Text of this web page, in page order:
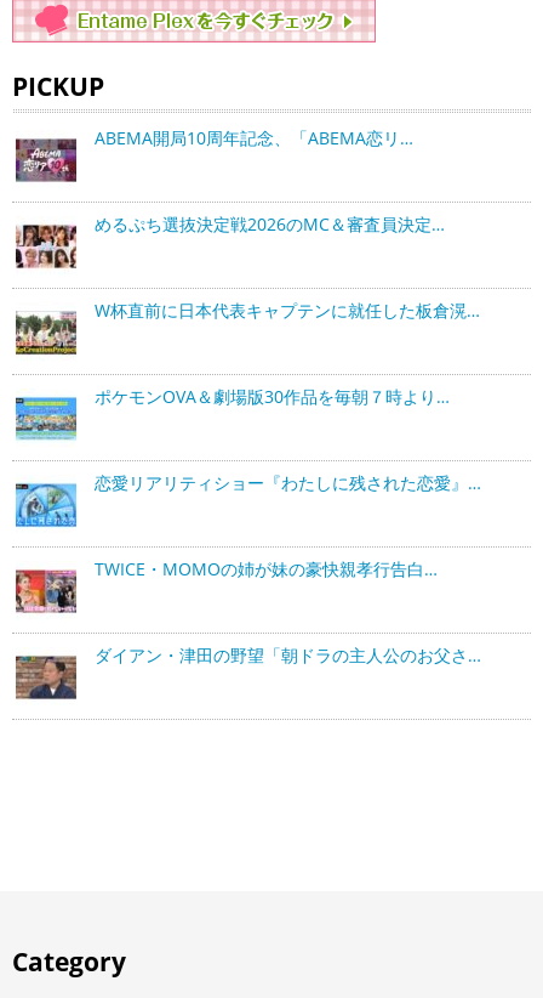
PICKUP
ABEMA開局10周年記念、「ABEMA恋リ…
めるぷち選抜決定戦2026のMC＆審査員決定…
W杯直前に日本代表キャプテンに就任した板倉滉…
ポケモンOVA＆劇場版30作品を毎朝７時より…
恋愛リアリティショー『わたしに残された恋愛』…
TWICE・MOMOの姉が妹の豪快親孝行告白…
ダイアン・津田の野望「朝ドラの主人公のお父さ…
Category